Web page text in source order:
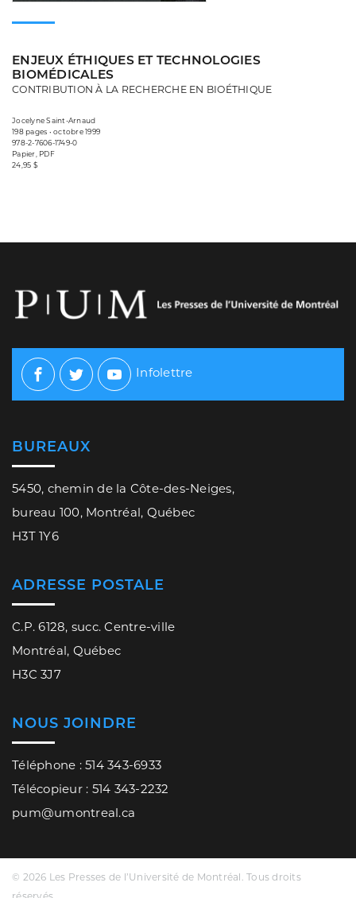
ENJEUX ÉTHIQUES ET TECHNOLOGIES
BIOMÉDICALES
CONTRIBUTION À LA RECHERCHE EN BIOÉTHIQUE
Jocelyne Saint-Arnaud
198 pages • octobre 1999
978-2-7606-1749-0
Papier, PDF
24,95 $
Facebook
TwitterYoutube
Infolettre
BUREAUX
5450, chemin de la Côte-des-Neiges,
bureau 100, Montréal, Québec
H3T 1Y6
ADRESSE POSTALE
C.P. 6128, succ. Centre-ville
Montréal, Québec
H3C 3J7
NOUS JOINDRE
Téléphone : 514 343-6933
Télécopieur : 514 343-2232
pum@umontreal.ca
© 2026 Les Presses de l’Université de Montréal. Tous droits